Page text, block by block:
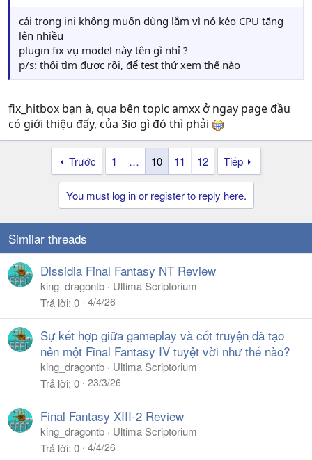
cái trong ini không muốn dùng lắm vì nó kéo CPU tăng
lên nhiều
plugin fix vụ model này tên gì nhỉ ?
p/s: thôi tìm được rồi, để test thử xem thế nào
fix_hitbox bạn à, qua bên topic amxx ở ngay page đầu
có giới thiệu đấy, của 3io gì đó thì phải
Trước 1 … 10 11 12 Tiếp
You must log in or register to reply here.
Similar threads
Dissidia Final Fantasy NT Review
king_dragontb
Ultima Scriptorium
Trả lời 0 4/4/26
Sự kết hợp giữa gameplay và cốt truyện đã tạo
nên một Final Fantasy IV tuyệt vời như thế nào?
king_dragontb
Ultima Scriptorium
Trả lời 0 23/3/26
Final Fantasy XIII-2 Review
king_dragontb
Ultima Scriptorium
Trả lời 0 4/4/26